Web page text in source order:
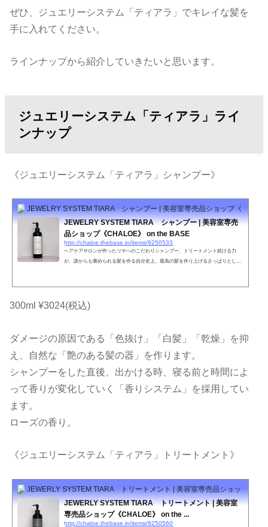
ぜひ、ジュエリーシステム「ティアラ」でキレイな髪を
手に入れてください。
ラインナップから紹介していきたいと思います。
ジュエリーシステム「ティアラ」ライ
ンナップ
《ジュエリーシステム「ティアラ」シャンプー》
JEWELRY SYSTEM TIARA シャンプー | 美容室専売品ショップ《
JEWELRY SYSTEM TIARA シャンプー | 美容室専売
品ショップ《CHALOE》 on the BASE
http://chaloe.thebase.in/items/9250533
ヘアケアサロンが作ったツヤへのこだわりシャンプー、トリートメント続ける力
が、誰からも褒められる髪を作る自分史上、最高の髪を作り上げるさっぱりとした
高い。ケラチンとの結合力が強いため洗っても効果が持続する。ヘアカラーやパー
マなどのアルカリ物を除去する。紫外線を吸収してくれる。やれ...
300ml ¥3024(税込)
ダメージの原因である「色抜け」「白髪」「乾燥」を抑
え、自然な「艶のある髪の器」を作ります。
シャンプーをした直後、出かける時、寝る前と時間によ
って香りが変化していく「香りシステム」を採用してい
ます。
ローズの香り。
《ジュエリーシステム「ティアラ」トリートメント》
JEWERLY SYSTEM TIARA トリートメント | 美容室専売品ショップ《
JEWERLY SYSTEM TIARA トリートメント | 美容室
専売品ショップ《CHALOE》 on the ...
http://chaloe.thebase.in/items/9250560